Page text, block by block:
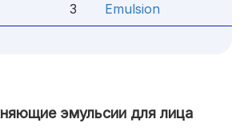
3
Emulsion
эмульсии для лица